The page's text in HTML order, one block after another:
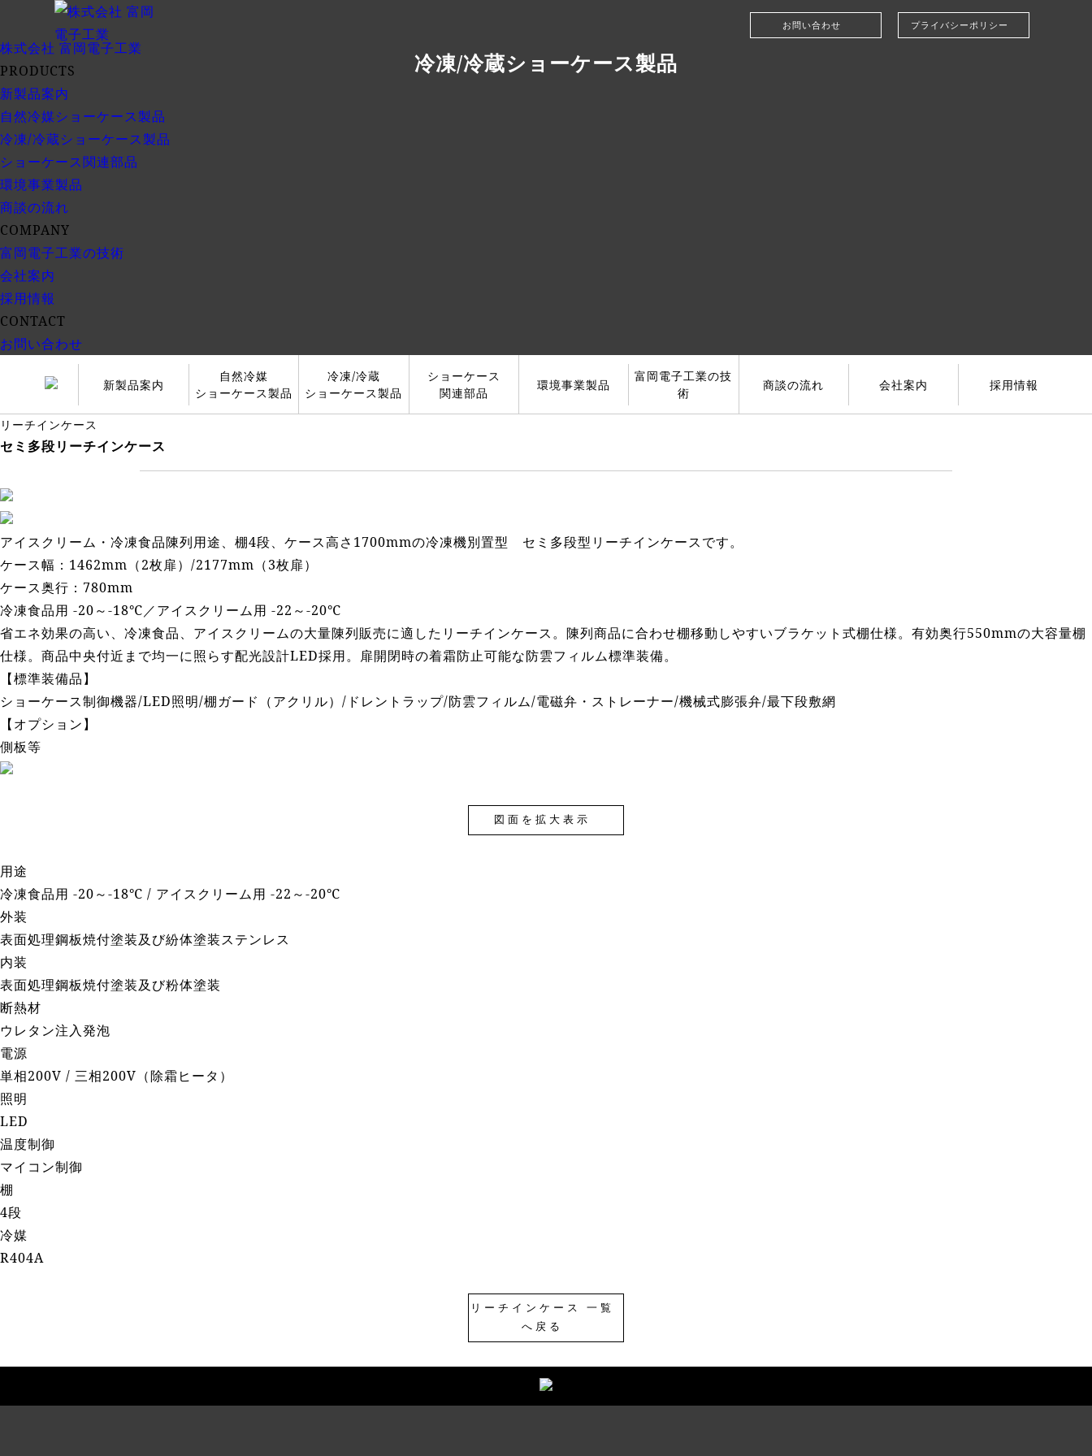
お問い合わせ プライバシーポリシー
冷凍/冷蔵ショーケース製品
株式会社 富岡電子工業
PRODUCTS
新製品案内
自然冷媒ショーケース製品
冷凍/冷蔵ショーケース製品
ショーケース関連部品
環境事業製品
商談の流れ
COMPANY
富岡電子工業の技術
会社案内
採用情報
CONTACT
お問い合わせ
新製品案内
自然冷媒
ショーケース製品
冷凍/冷蔵
ショーケース製品
ショーケース
関連部品
環境事業製品
富岡電子工業の技
術
商談の流れ 会社案内 採用情報
リーチインケース
セミ多段リーチインケース
アイスクリーム・冷凍食品陳列用途、棚4段、ケース高さ1700mmの冷凍機別置型 セミ多段型リーチインケースです。
ケース幅：1462mm（2枚扉）/2177mm（3枚扉）
ケース奥行：780mm
冷凍食品用 -20～-18℃／アイスクリーム用 -22～-20℃
省エネ効果の高い、冷凍食品、アイスクリームの大量陳列販売に適したリーチインケース。陳列商品に合わせ棚移動しやすいブラケット式棚仕様。有効奥行550mmの大容量棚
仕様。商品中央付近まで均一に照らす配光設計LED採用。扉開閉時の着霜防止可能な防雲フィルム標準装備。
【標準装備品】
ショーケース制御機器/LED照明/棚ガード（アクリル）/ドレントラップ/防雲フィルム/電磁弁・ストレーナー/機械式膨張弁/最下段敷網
【オプション】
側板等
図面を拡大表示
用途
冷凍食品用 -20～-18℃ / アイスクリーム用 -22～-20℃
外装
表面処理鋼板焼付塗装及び紛体塗装ステンレス
内装
表面処理鋼板焼付塗装及び粉体塗装
断熱材
ウレタン注入発泡
電源
単相200V / 三相200V（除霜ヒータ）
照明
LED
温度制御
マイコン制御
棚
4段
冷媒
R404A
リーチインケース 一覧
へ戻る